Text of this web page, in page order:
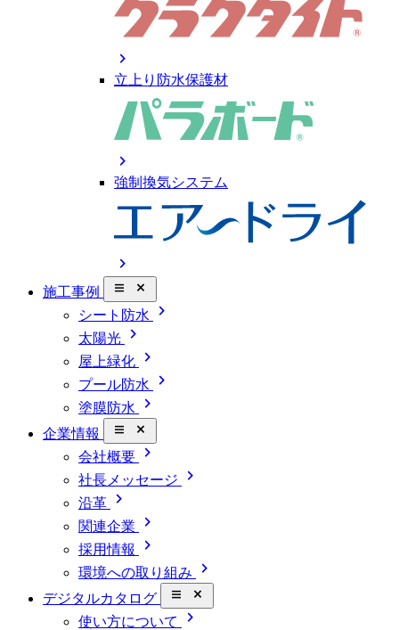
chevron_right
立上り防水保護材
chevron_right
強制換気システム
chevron_right
施工事例 close_small
シート防水 chevron_right
太陽光 chevron_right
屋上緑化 chevron_right
プール防水 chevron_right
塗膜防水 chevron_right
企業情報 close_small
会社概要 chevron_right
社長メッセージ chevron_right
沿革 chevron_right
関連企業 chevron_right
採用情報 chevron_right
環境への取り組み chevron_right
デジタルカタログ close_small
使い方について chevron_right